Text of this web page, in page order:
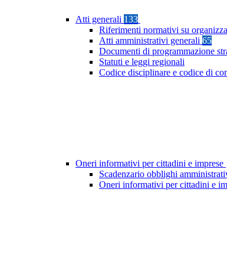
Atti generali 133
Riferimenti normativi su
Atti amministrativi generali 65
Documenti di programmazione
Statuti e leggi regionali
Codice disciplinare e codice di
Oneri informativi per cittadini e imprese
Scadenzario obblighi
Oneri informativi per cittadini e